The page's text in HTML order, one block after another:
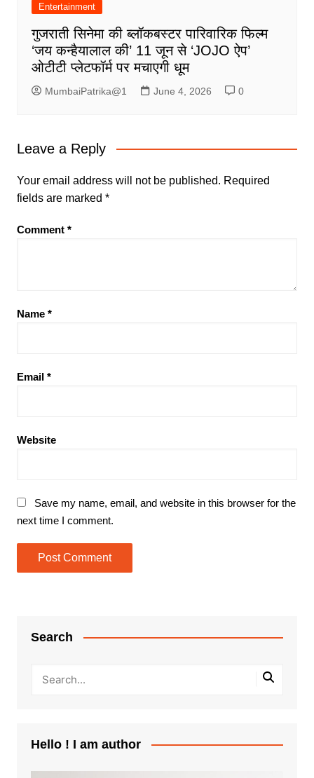
Entertainment
गुजराती सिनेमा की ब्लॉकबस्टर पारिवारिक फिल्म
‘जय कन्हैयालाल की’ 11 जून से ‘JOJO ऐप’
ओटीटी प्लेटफॉर्म पर मचाएगी धूम
MumbaiPatrika@1 June 4, 2026 0
Leave a Reply
Your email address will not be published. Required
fields are marked *
Comment *
Name *
Email *
Website
Save my name, email, and website in this browser for the
next time I comment.
Search
Hello ! I am author